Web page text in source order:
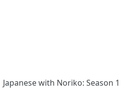
Japanese with Noriko: Season 1